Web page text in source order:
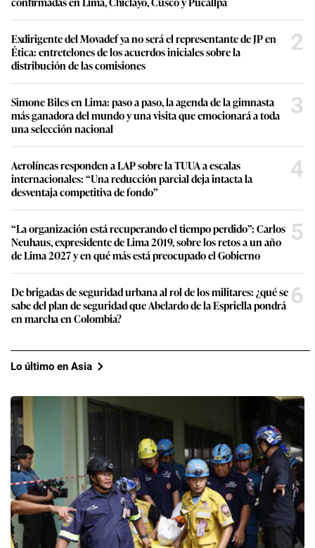
Exdirigente del Movadef ya no será el representante de JP en
Ética: entretelones de los acuerdos iniciales sobre la
distribución de las comisiones
2
Simone Biles en Lima: paso a paso, la agenda de la gimnasta
más ganadora del mundo y una visita que emocionará a toda
una selección nacional
3
Aerolíneas responden a LAP sobre la TUUA a escalas
internacionales: “Una reducción parcial deja intacta la
desventaja competitiva de fondo”
4
“La organización está recuperando el tiempo perdido”: Carlos
Neuhaus, expresidente de Lima 2019, sobre los retos a un año
de Lima 2027 y en qué más está preocupado el Gobierno
5
De brigadas de seguridad urbana al rol de los militares: ¿qué se
sabe del plan de seguridad que Abelardo de la Espriella pondrá
en marcha en Colombia?
6
Lo último en Asia